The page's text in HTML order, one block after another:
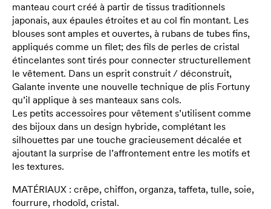
manteau court créé à partir de tissus traditionnels
japonais, aux épaules étroites et au col fin montant. Les
blouses sont amples et ouvertes, à rubans de tubes fins,
appliqués comme un filet; des fils de perles de cristal
étincelantes sont tirés pour connecter structurellement
le vêtement. Dans un esprit construit / déconstruit,
Galante invente une nouvelle technique de plis Fortuny
qu’il applique à ses manteaux sans cols.
Les petits accessoires pour vêtement s’utilisent comme
des bijoux dans un design hybride, complétant les
silhouettes par une touche gracieusement décalée et
ajoutant la surprise de l’affrontement entre les motifs et
les textures.
MATÉRIAUX : crêpe, chiffon, organza, taffeta, tulle, soie,
fourrure, rhodoïd, cristal.